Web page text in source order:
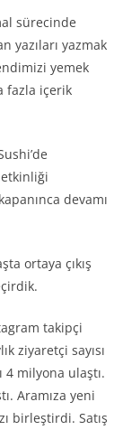
sürecinde
yazıları yazmak
yemek
fazla içerik
devamı
ortaya çıkış
takipçi
ziyaretçi sayısı
milyona ulaştı.
Aramıza yeni
birleştirdi. Satış